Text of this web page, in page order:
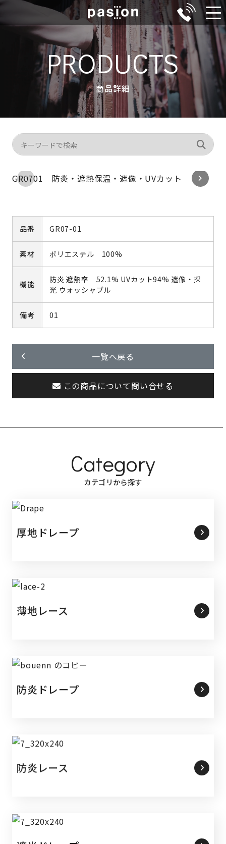
PRODUCTS
商品詳細
GR0701 防炎・遮熱保温・遮像・UVカット
品番 GR07-01
素材 ポリエステル 100%
機能
防炎 遮熱率 52.1% UVカット94% 遮像・採
光 ウォッシャブル
備考 01
一覧へ戻る
この商品について問い合せる
Category
カテゴリから探す
厚地ドレープ
薄地レース
防炎ドレープ
防炎レース
メ
ニ
ュ
ー